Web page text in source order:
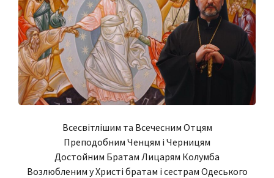
Всесвітлішим та Всечесним Отцям
Преподобним Ченцям і Черницям
Достойним Братам Лицарям Колумба
Возлюбленим у Христі братам і сестрам Одеського